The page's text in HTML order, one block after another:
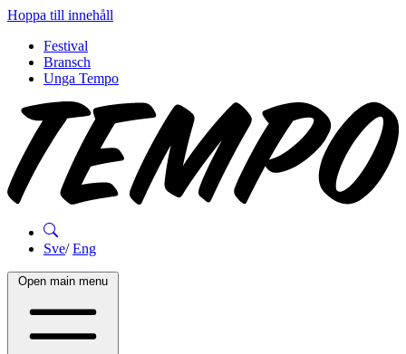
Hoppa till innehåll
Festival
Bransch
Unga Tempo
Sve/Eng
Open main menu